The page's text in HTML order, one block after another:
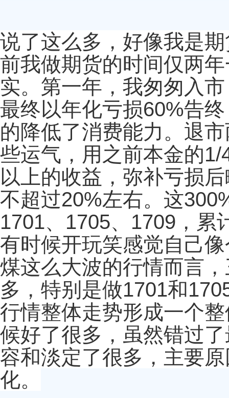
说了这么多，好像我是
前我做期货的时间仅两
实。第一年，我匆匆入
最终以年化亏损60%告
的降低了消费能力。退
些运气，用之前本金的
以上的收益，弥补亏损
不超过20%左右。这
1701、1705、1709，累
有时候开玩笑感觉自己
煤这么大波的行情而言
多，特别是做1701和
行情整体走势形成一个
候好了很多，虽然错过
容和淡定了很多，主要
化。